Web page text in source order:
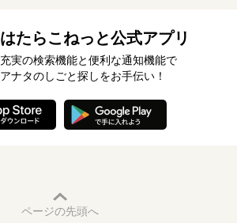
はたらこねっと公式アプリ
充実の検索機能と便利な通知機能で
アナタのしごと探しをお手伝い！
ページの先頭へ